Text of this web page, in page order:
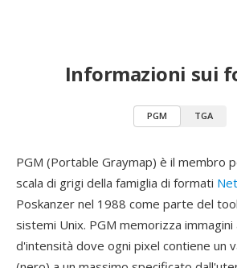
Informazioni sui
PGM TGA
PGM (Portable Graymap) è il membro
scala di grigi della famiglia di formati
Poskanzer nel 1988 come parte del
sistemi Unix. PGM memorizza immagini
d'intensità dove ogni pixel contiene un